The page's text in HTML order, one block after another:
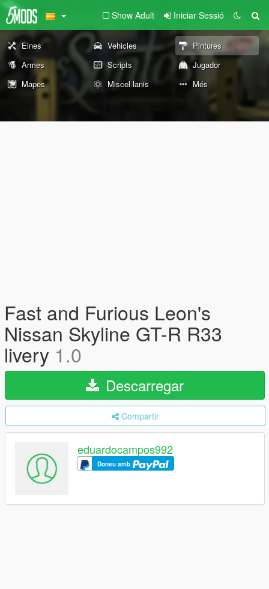
Show Adult Iniciar Sessió
Eines Vehicles
Pintures
Armes
Scripts
Jugador
Mapes
Miscel·lanis Més
Fast and Furious Leon's
Nissan Skyline GT-R R33
livery 1.0
Descarregar
Compartir
eduardocampos992
Doneu amb